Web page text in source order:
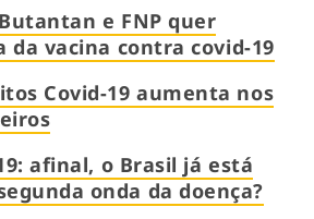
e FNP quer
vacina contra covid-19
Covid-19 aumenta nos
afinal, o Brasil já está
onda da doença?